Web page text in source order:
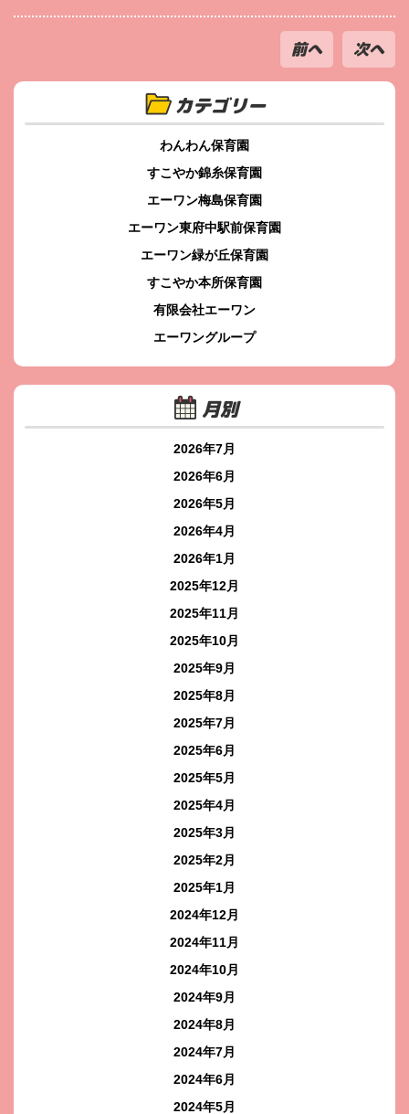
前へ 次へ
カテゴリー
わんわん保育園
すこやか錦糸保育園
エーワン梅島保育園
エーワン東府中駅前保育園
エーワン緑が丘保育園
すこやか本所保育園
有限会社エーワン
エーワングループ
月別
2026年7月
2026年6月
2026年5月
2026年4月
2026年1月
2025年12月
2025年11月
2025年10月
2025年9月
2025年8月
2025年7月
2025年6月
2025年5月
2025年4月
2025年3月
2025年2月
2025年1月
2024年12月
2024年11月
2024年10月
2024年9月
2024年8月
2024年7月
2024年6月
2024年5月